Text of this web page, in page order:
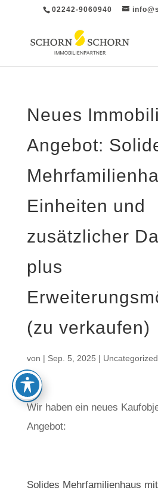
02242-9060940
Neues
Angebot:
Einheiten und
zusätzlicher
plus
(zu verkaufen)
von | Sep. 5, 2025 | Uncategorized
Wir haben ein neues
Angebot:
Solides Mehrfamilienhaus